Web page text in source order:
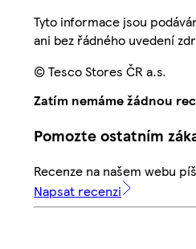
Tyto informace jsou
ani bez řádného uvedení
© Tesco Stores ČR a.s.
Zatím nemáme žádnou
Pomozte ostatním
Recenze na našem webu
Napsat recenzi